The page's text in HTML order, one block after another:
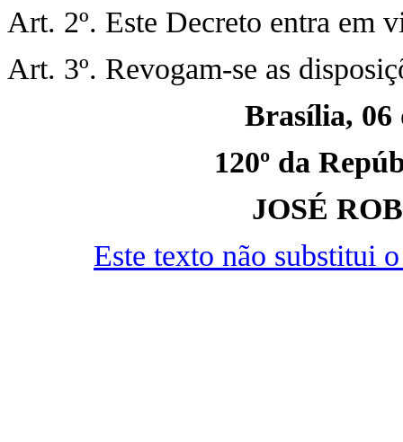
Art. 2º. Este Decreto entra em
Art. 3º. Revogam-se as
Brasília, 06
120º da
JOSÉ
Este texto não substitui